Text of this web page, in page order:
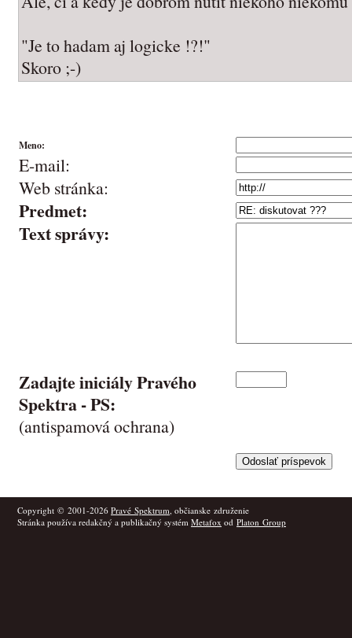
"Je to hadam aj logicke !?!"
Skoro ;-)
Meno:
E-mail:
Web stránka:
Predmet:
Text správy:
Zadajte iniciály Pravého
Spektra -PS:
(antispamová ochrana)
Copyright © 2001-2026 Pravé Spektrum, občianske združenie
Stránka používa redakčný a publikačný systém Metafox od Platon Group